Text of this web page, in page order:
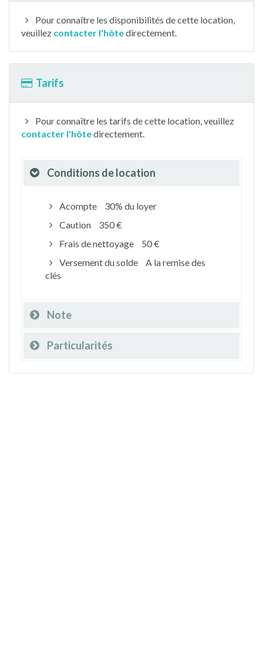
Pour connaître les disponibilités de cette location,
veuillez contacter l'hôtedirectement.
Tarifs
Pour connaître les tarifs de cette location, veuillez
contacter l'hôtedirectement.
Conditions de location
Acompte
30% du loyer
Caution
350 €
Frais de nettoyage
50 €
Versement du solde
A la remise des
clés
Note
Particularités